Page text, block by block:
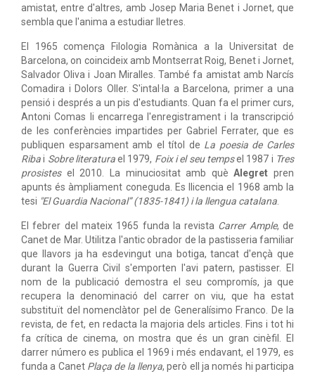
amistat, entre d'altres, amb Josep Maria Benet i Jornet, que
sembla que l'anima a estudiar lletres.
El 1965 comença Filologia Romànica a la Universitat de
Barcelona, on coincideix amb Montserrat Roig, Benet i Jornet,
Salvador Oliva i Joan Miralles. També fa amistat amb Narcís
Comadira i Dolors Oller. S'intal·la a Barcelona, primer a una
pensió i després a un pis d'estudiants. Quan fa el primer curs,
Antoni Comas li encarrega l'enregistrament i la transcripció
de les conferències impartides per Gabriel Ferrater, que es
publiquen esparsament amb el títol de La poesia de Carles
Ribai Sobre literaturael 1979, Foix i el seu tempsel 1987 i Tres
prosistesel 2010. La minuciositat amb quèAlegret pren
apunts és àmpliament coneguda. Es llicencia el 1968 amb la
tesi "El Guardia Nacional” (1835-1841) i la llengua catalana
El febrer del mateix 1965 funda la revista Carrer Ample, de
Canet de Mar. Utilitza l'antic obrador de la pastisseria familiar
que llavors ja ha esdevingut una botiga, tancat d'ençà que
durant la Guerra Civil s'emporten l'avi patern, pastisser. El
nom de la publicació demostra el seu compromís, ja que
recupera la denominació del carrer on viu, que ha estat
substituït del nomenclàtor pel de Generalísimo Franco. De la
revista, de fet, en redacta la majoria dels articles. Fins i tot hi
fa crítica de cinema, on mostra que és un gran cinèfil. El
darrer número es publica el 1969 i més endavant, el 1979, es
funda a Canet Plaça de la llenya, però ell ja només hi participa